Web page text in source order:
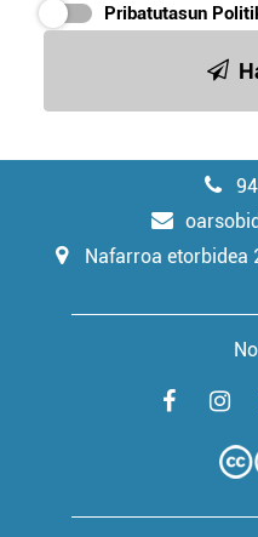
Pribatutasun
Nafarroa etorbidea